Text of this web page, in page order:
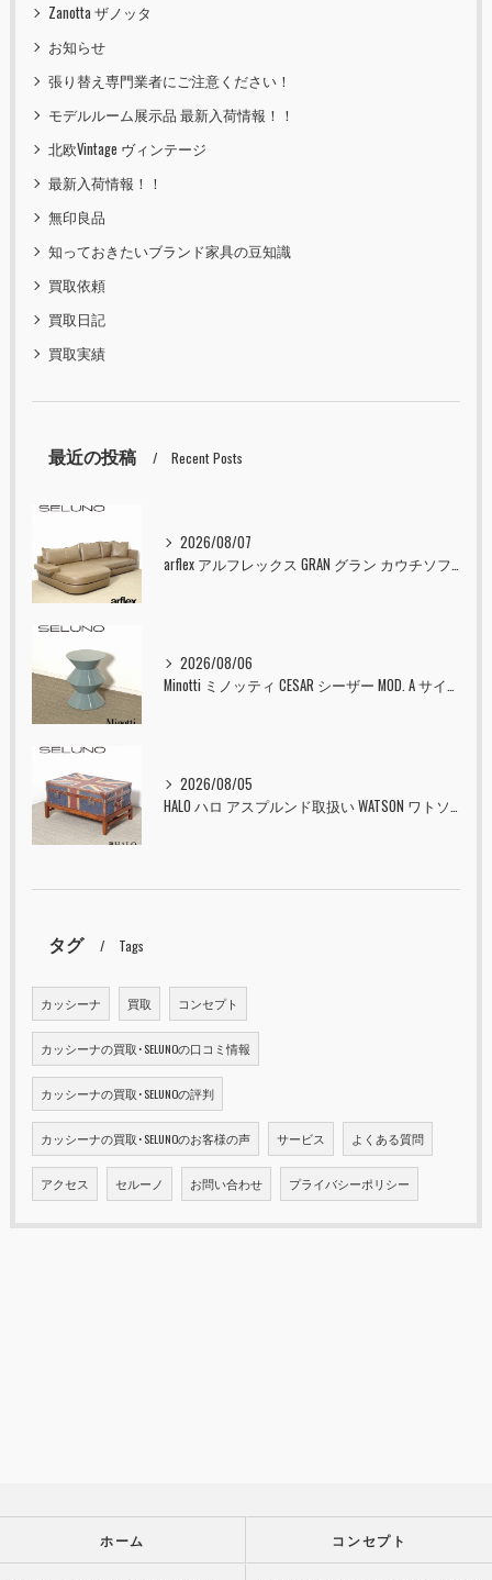
Zanotta ザノッタ
お知らせ
張り替え専門業者にご注意ください！
モデルルーム展示品 最新入荷情報！！
北欧Vintage ヴィンテージ
最新入荷情報！！
無印良品
知っておきたいブランド家具の豆知識
買取依頼
買取日記
買取実績
最近の投稿 Recent Posts
2026/08/07
2026/08/06
2026/08/05
タグ Tags
カッシーナ 買取 コンセプト
カッシーナの買取･SELUNOの口コミ情報
カッシーナの買取･SELUNOの評判
カッシーナの買取･SELUNOのお客様の声 サービス よくある質問
アクセス セルーノ お問い合わせ プライバシーポリシー
ホーム コンセプト